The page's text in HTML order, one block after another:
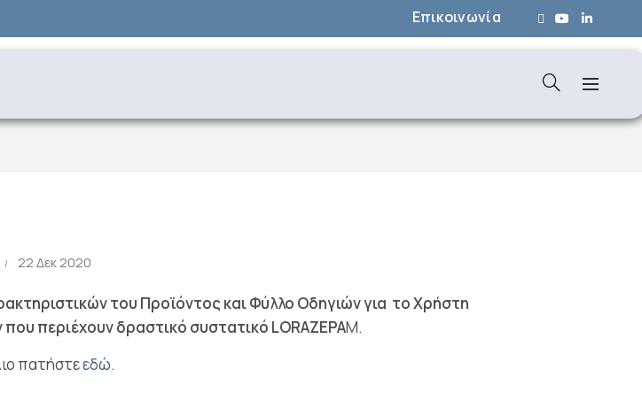
Επικοινωνία
22 Δεκ 2020
του Προϊόντος και Φύλλο Οδηγιών για το Χρήστη
περιέχουν δραστικό συστατικό LORAZEPAM.
πατήστεεδώ.